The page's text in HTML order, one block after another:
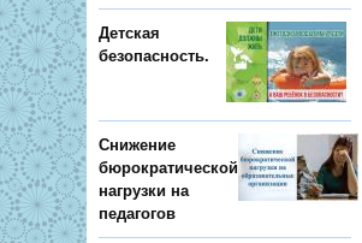
Детская
безопасность.
Снижение
бюрократической
нагрузки на
педагогов